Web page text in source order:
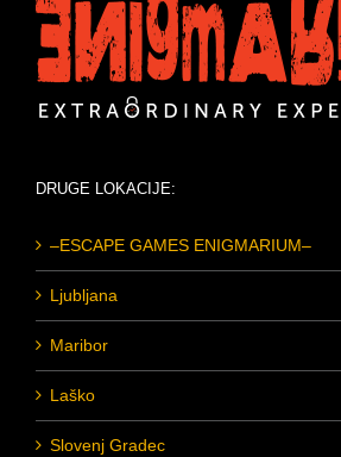
DRUGE LOKACIJE:
–ESCAPE GAMES ENIGMARIUM–
Ljubljana
Maribor
Laško
Slovenj Gradec